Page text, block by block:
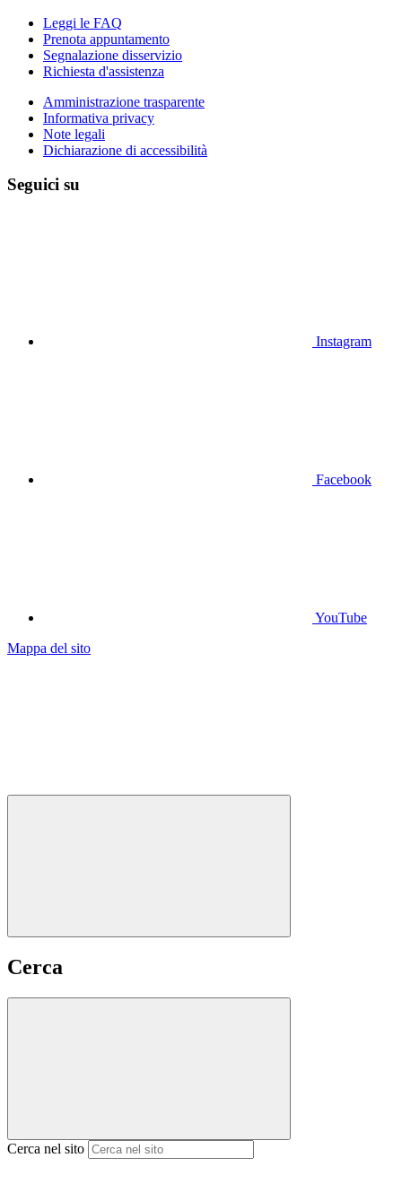
Leggi le FAQ
Prenota appuntamento
Segnalazione disservizio
Richiesta d'assistenza
Amministrazione trasparente
Informativa privacy
Note legali
Dichiarazione di accessibilità
Seguici su
Instagram
Facebook
YouTube
Mappa del sito
Cerca
Cerca nel sito